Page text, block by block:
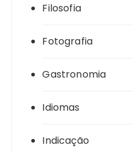
Filosofia
Fotografia
Gastronomia
Idiomas
Indicação